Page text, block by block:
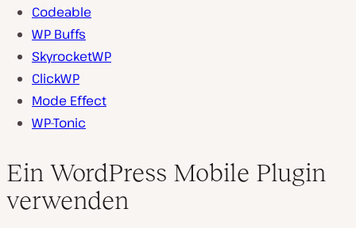
Codeable
WP Buffs
SkyrocketWP
ClickWP
Mode Effect
WP-Tonic
Ein WordPress Mobile Plugin
verwenden